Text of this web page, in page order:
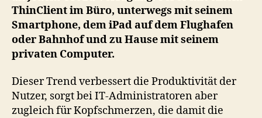
ThinClient im Büro, unterwegs mit seinem
Smartphone, dem iPad auf dem Flughafen
oder Bahnhof und zu Hause mit seinem
privaten Computer.
Dieser Trend verbessert die Produktivität der
Nutzer, sorgt bei IT-Administratoren aber
zugleich für Kopfschmerzen, die damit die